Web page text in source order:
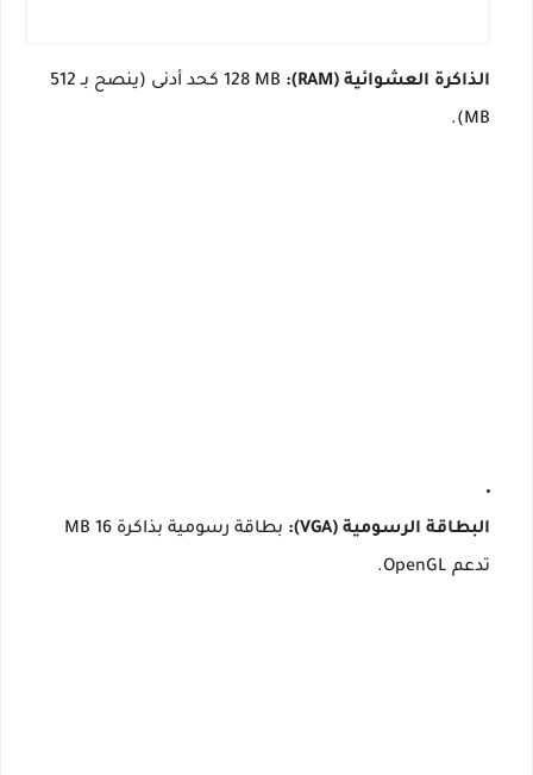
الذاكرة العشوائية (RAM):
128 MB كحد أدنى (ينصح بـ 512
MB).
البطاقة الرسومية (VGA):
بطاقة رسومية بذاكرة 16 MB
تدعم OpenGL.